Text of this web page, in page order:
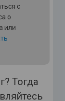
с
о
или
Тогда